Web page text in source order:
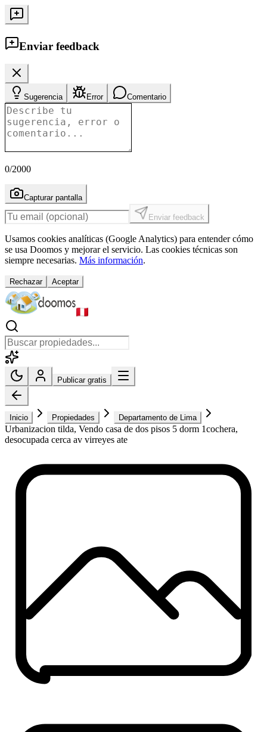
Enviar feedback
Sugerencia Error Comentario
0/2000
Capturar pantalla
Enviar feedback
Usamos cookies analíticas (Google Analytics) para entender cómo
se usa Doomos y mejorar el servicio. Las cookies técnicas son
siempre necesarias. Más información.
Rechazar Aceptar
Publicar gratis
Inicio Propiedades Departamento de Lima
Urbanizacion tilda, Vendo casa de dos pisos 5 dorm 1cochera,
desocupada cerca av virreyes ate